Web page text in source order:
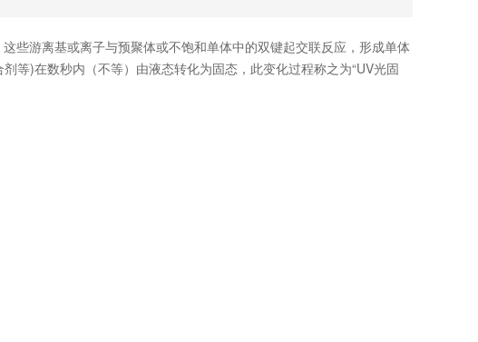
游离基或离子与预聚体或不饱和单体中的双键起交联反应，形成单体
等)在数秒内（不等）由液态转化为固态，此变化过程称之为“UV光固